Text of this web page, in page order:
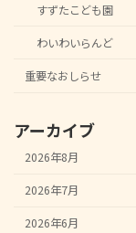
すずたこども園
わいわいらんど
重要なおしらせ
アーカイブ
2026年8月
2026年7月
2026年6月